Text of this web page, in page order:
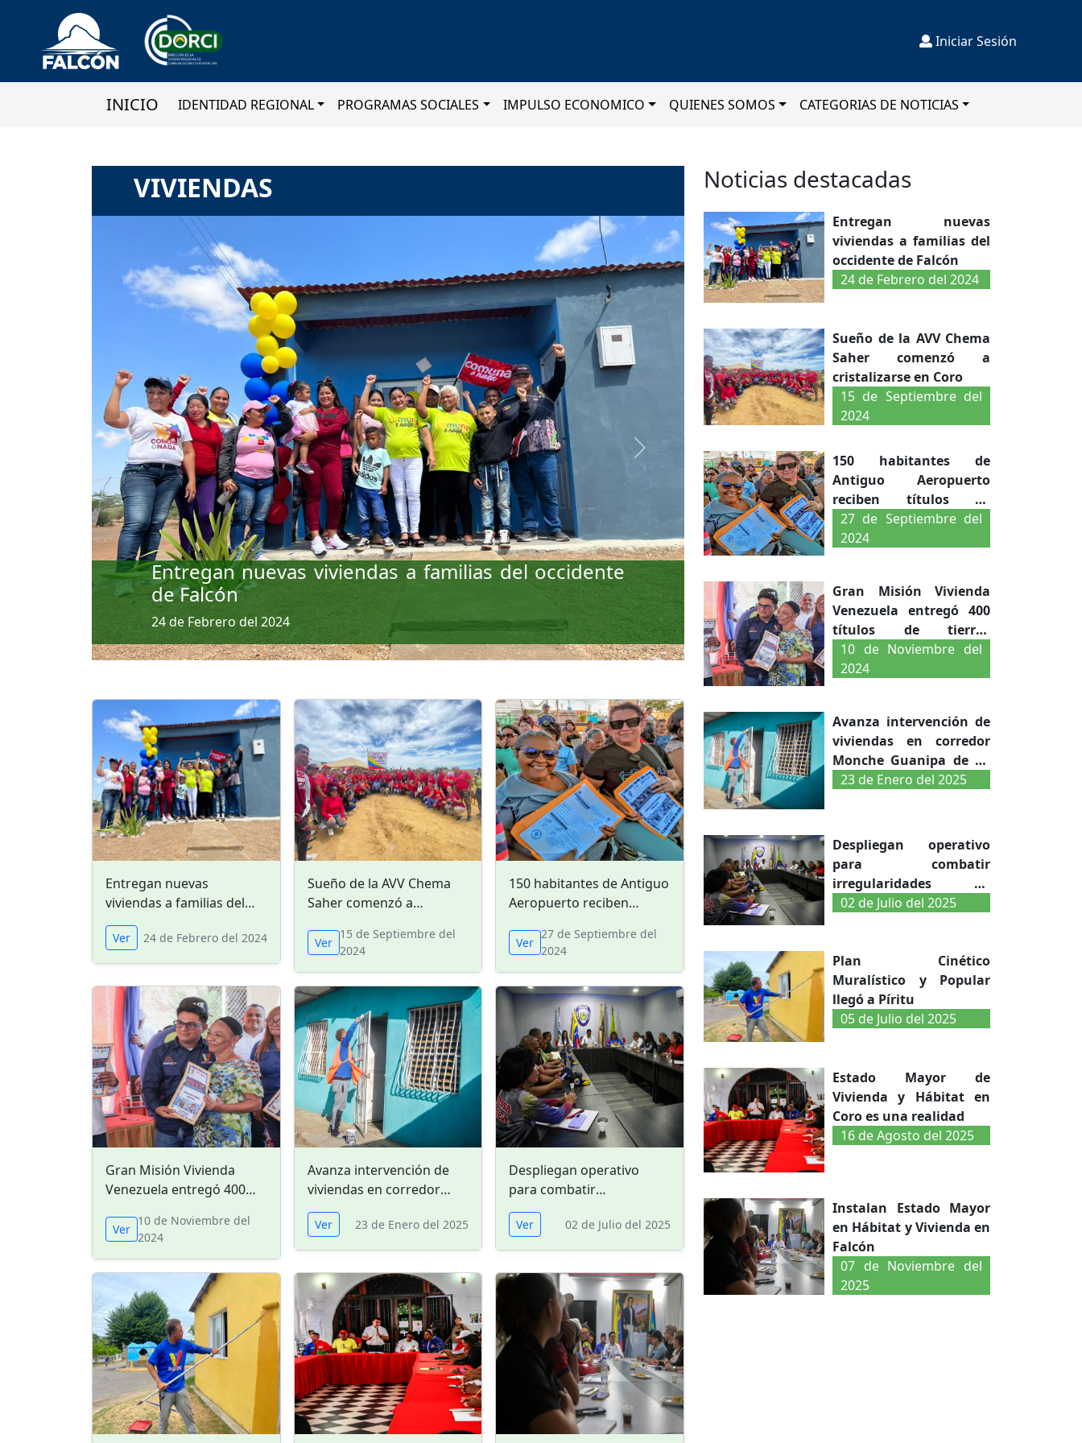
Iniciar Sesión
INICIO IDENTIDAD REGIONAL PROGRAMAS SOCIALES IMPULSO ECONOMICO QUIENES SOMOS CATEGORIAS DE NOTICIAS
VIVIENDAS
Entregan nuevas viviendas a familias del occidente
de Falcón
24 de Febrero del 2024
Previous Next
Entregan nuevas
viviendas a familias del
occidente de Falcón
Ver 24 de Febrero del 2024
Sueño de la AVV Chema
Saher comenzó a
Ver
15 de Septiembre del
2024
150 habitantes de Antiguo
Aeropuerto reciben
tierras
Ver
27 de Septiembre del
2024
Gran Misión Vivienda
Venezuela entregó 400
en Coro
Ver
10 de Noviembre del
2024
Avanza intervención de
viviendas en corredor
Monche Guanipa de La
Vela
Ver 23 de Enero del 2025
Despliegan operativo
para combatir
irregularidades en
urbanismos de la GMVV
en Falcón
Ver 02 de Julio del 2025
Noticias destacadas
Entregan nuevas
viviendas a familias del
occidente de Falcón
24 de Febrero del 2024
Sueño de la AVV Chema
Saher comenzó a
cristalizarse en Coro
15 de Septiembre del
2024
150 habitantes de
Antiguo Aeropuerto
reciben títulos de
propiedad de tierras
27 de Septiembre del
2024
Gran Misión Vivienda
Venezuela entregó 400
títulos de tierras
urbanas en Coro
10 de Noviembre del
2024
Avanza intervención de
viviendas en corredor
Monche Guanipa de La
Vela
23 de Enero del 2025
Despliegan operativo
para combatir
irregularidades en
urbanismos de la GMVV
02 de Julio del 2025
Plan Cinético
Muralístico y Popular
llegó a Píritu
05 de Julio del 2025
Estado Mayor de
Vivienda y Hábitat en
Coro es una realidad
16 de Agosto del 2025
Instalan Estado Mayor
en Hábitat y Vivienda en
Falcón
07 de Noviembre del
2025